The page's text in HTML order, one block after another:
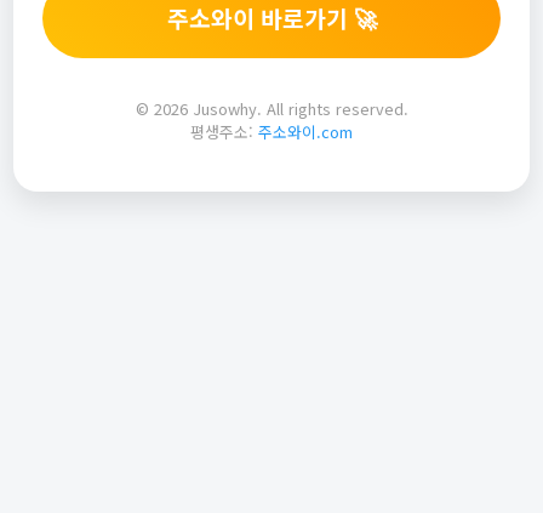
주소와이 바로가기 🚀
© 2026 Jusowhy. All rights reserved.
평생주소: 주소와이.com